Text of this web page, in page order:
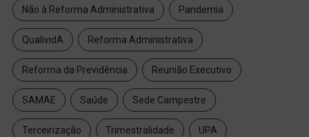
Não à Reforma Administrativa Pandemia
QualividA Reforma Administrativa
Reforma da Previdência Reunião Executivo
SAMAE Saúde Sede Campestre
Terceirização Trimestralidade UPA